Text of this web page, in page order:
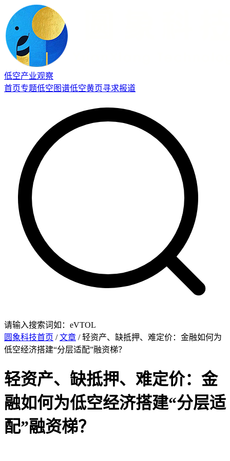
低空产业观察
首页专题低空图谱低空黄页寻求报道
请输入搜索词如：eVTOL
圆象科技首页 /文章 / 轻资产、缺抵押、难定价：金融如何为
低空经济搭建“分层适配”融资梯？
轻资产、缺抵押、难定价：金
融如何为低空经济搭建“分层适
配”融资梯？